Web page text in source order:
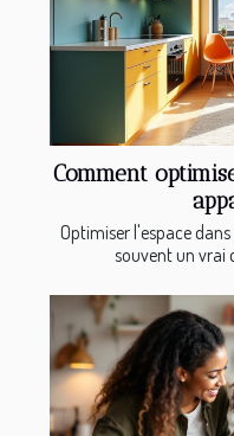
Comment
Optimiser l'espace
souvent un vrai